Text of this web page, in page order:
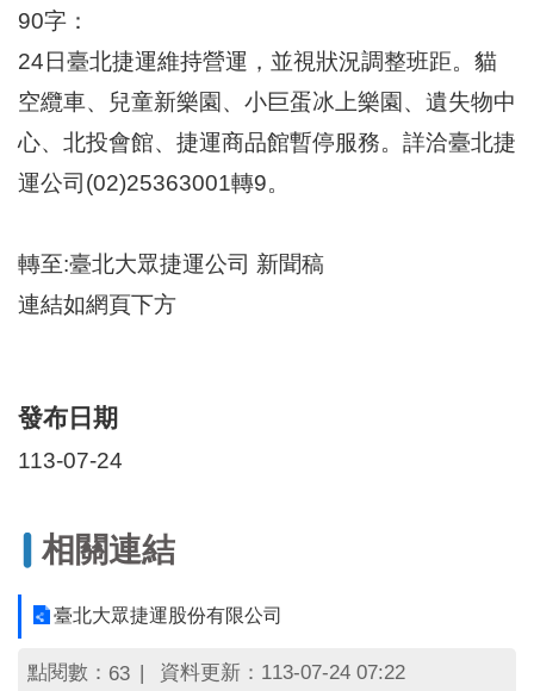
90字：
24日臺北捷運維持營運，並視狀況調整班距。貓
空纜車、兒童新樂園、小巨蛋冰上樂園、遺失物中
心、北投會館、捷運商品館暫停服務。詳洽臺北捷
運公司(02)25363001轉9。
轉至:臺北大眾捷運公司 新聞稿
連結如網頁下方
發布日期
113-07-24
相關連結
臺北大眾捷運股份有限公司
點閱數： 63
資料更新：113-07-24 07:22